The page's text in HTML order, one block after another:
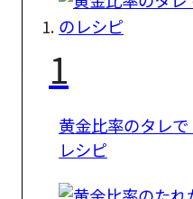
1
黄金比率のタレ
レシピ